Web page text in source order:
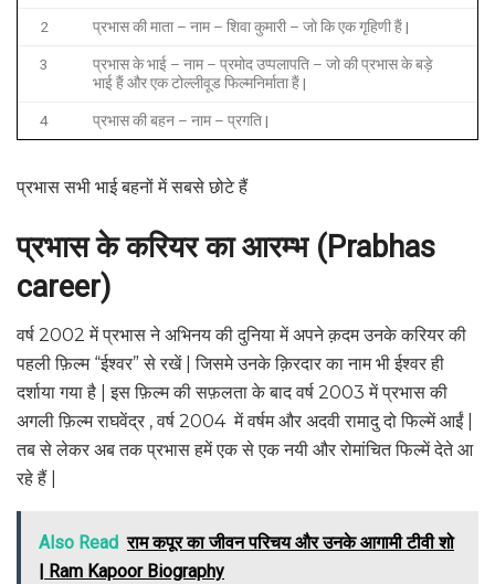
2 प्रभास की माता – नाम – शिवा कुमारी – जो कि एक गृहिणी हैं |
3
प्रभास के भाई – नाम – प्रमोद उप्पलापति – जो की प्रभास के बड़े
भाई हैं और एक टोल्लीवूड फिल्मनिर्माता हैं |
4 प्रभास की बहन – नाम – प्रगति |
प्रभास सभी भाई बहनों में सबसे छोटे हैं
प्रभास के करियर का आरम्भ (Prabhas
career)
वर्ष 2002 में प्रभास ने अभिनय की दुनिया में अपने क़दम उनके करियर की
पहली फ़िल्म “ईश्वर” से रखें | जिसमे उनके क़िरदार का नाम भी ईश्वर ही
दर्शाया गया है | इस फ़िल्म की सफ़लता के बाद वर्ष 2003 में प्रभास की
अगली फ़िल्म राघवेंद्र , वर्ष 2004 में वर्षम और अदवी रामादु दो फिल्में आईं |
तब से लेकर अब तक प्रभास हमें एक से एक नयी और रोमांचित फिल्में देते आ
रहे हैं |
Also Read राम कपूर का जीवन परिचय और उनके आगामी टीवी शो
| Ram Kapoor Biography